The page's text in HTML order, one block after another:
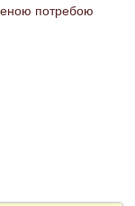
потребою